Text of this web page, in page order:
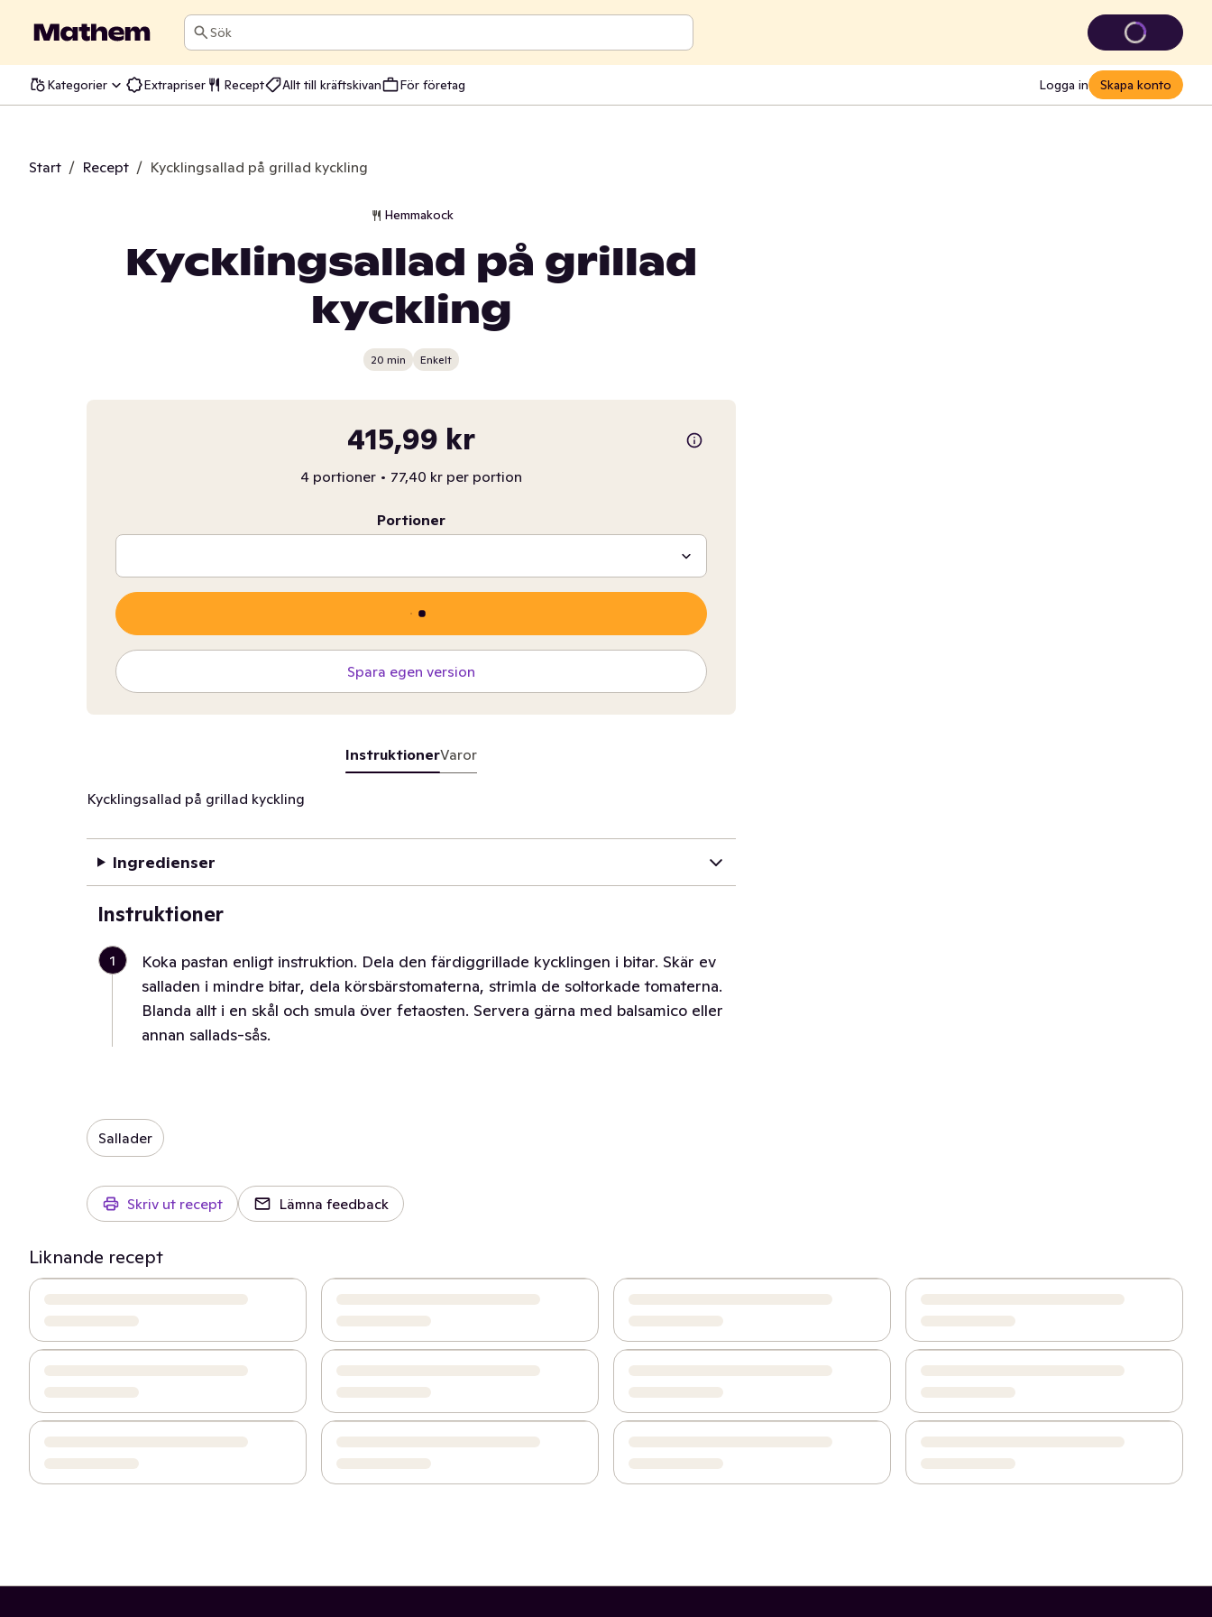
Sök
Kategorier Extrapriser Recept Allt till kräftskivan För företag Logga in Skapa konto
Start / Recept / Kycklingsallad på grillad kyckling
Hemmakock
Kycklingsallad på grillad
kyckling
20 min Enkelt
415,99 kr
4 portioner • 77,40 kr per portion
Portioner
Spara egen version
InstruktionerVaror
Kycklingsallad på grillad kyckling
Ingredienser
Instruktioner
1
Koka pastan enligt instruktion. Dela den färdiggrillade kycklingen i bitar. Skär ev
salladen i mindre bitar, dela körsbärstomaterna, strimla de soltorkade tomaterna.
Blanda allt i en skål och smula över fetaosten. Servera gärna med balsamico eller
annan sallads-sås.
Sallader
Skriv ut recept Lämna feedback
Liknande recept